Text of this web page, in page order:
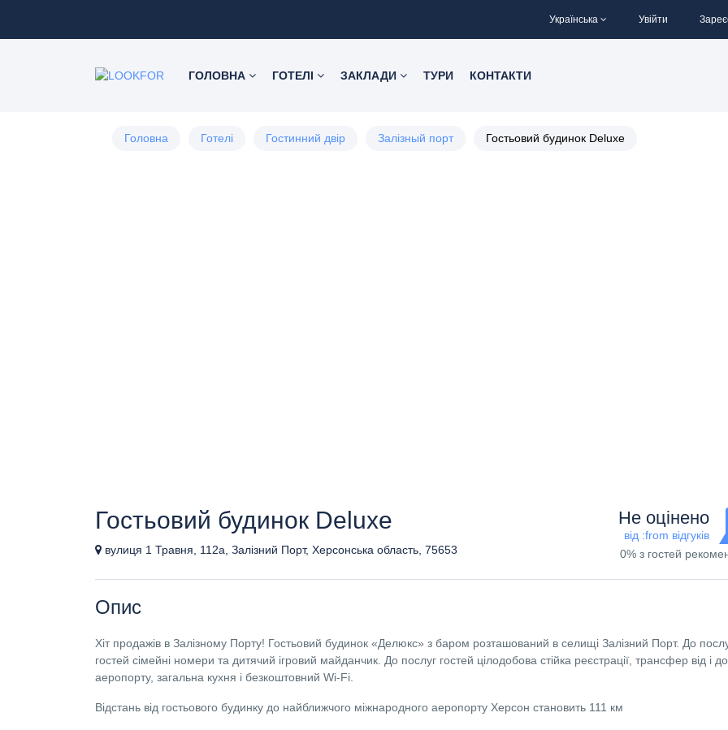
Українська Увійти
ГОЛОВНА ГОТЕЛІ ЗАКЛАДИ ТУРИ КОНТАКТИ
Головна Готелі Гостинний двір Залізный порт Гостьовий будинок Deluxe
Гостьовий будинок Deluxe
вулиця 1 Травня, 112а, Залізний Порт, Херсонська область, 75653
Не оцінено
від :from відгуків
0% з гостей
Опис
Хіт продажів в Залізному Порту! Гостьовий будинок «Делюкс» з баром розташований в селищі Залізний Порт. До
гостей сімейні номери та дитячий ігровий майданчик. До послуг гостей цілодобова стійка реєстрації, трансфер від і до
аеропорту, загальна кухня і безкоштовний Wi-Fi.
Відстань від гостьового будинку до найближчого міжнародного аеропорту Херсон становить 111 км